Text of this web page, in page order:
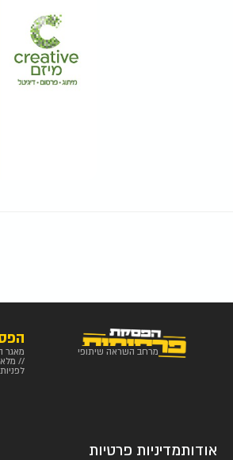
מרחב השראה שיתופי
מאגר
//
אודותמדיניות פרטיות